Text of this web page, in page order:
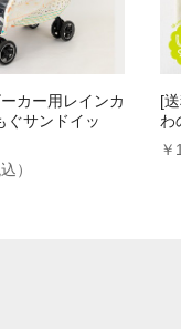
カー用レインカ
ぐサンドイッ
）
[
わ
￥